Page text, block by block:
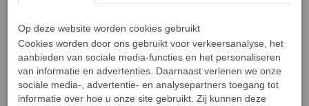
ook duurzaam en veelzijdig. Perfect voor binnen- én
buitenprojecten dankzij hun vorst- en UV-bestendigheid.
Belangrijkste kenmerken
Afmetingen: Elk stukje varieert in grootte van 10 tot 20 mm
Op deze website worden cookies gebruikt
Cookies worden door ons gebruikt voor verkeersanalyse, het
aanbieden van sociale media-functies en het personaliseren
van informatie en advertenties. Daarnaast verlenen we onze
sociale media-, advertentie- en analysepartners toegang tot
informatie over hoe u onze site gebruikt. Zij kunnen deze